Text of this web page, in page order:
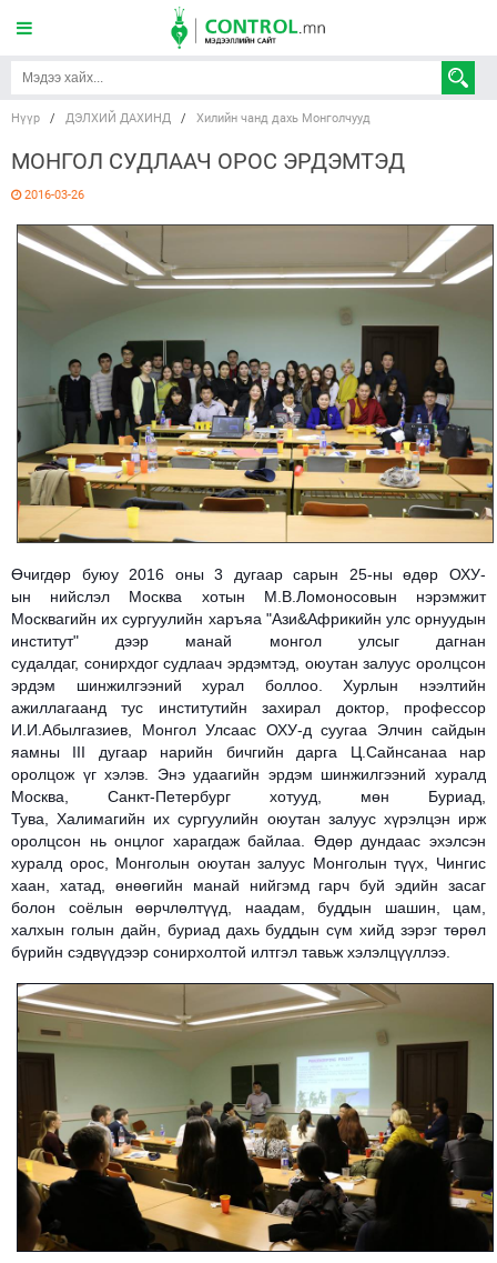
Нүүр / ДЭЛХИЙ ДАХИНД / Хилийн чанд дахь Монголчууд
МОНГОЛ СУДЛААЧ ОРОС ЭРДЭМТЭД
2016-03-26
Өчигдөр буюу 2016 оны 3 дугаар сарын 25-ны өдөр ОХУ-
ын нийслэл Москва хотын М.В.Ломоносовын нэрэмжит
Москвагийн их сургуулийн харъяа "Ази&Африкийн улс орнуудын
институт" дээр манай монгол улсыг дагнан
судалдаг, сонирхдог судлаач эрдэмтэд, оюутан залуус оролцсон
эрдэм шинжилгээний хурал боллоо. Хурлын нээлтийн
ажиллагаанд тус институтийн захирал доктор, профессор
И.И.Абылгазиев, Монгол Улсаас ОХУ-д суугаа Элчин сайдын
яамны III дугаар нарийн бичгийн дарга Ц.Сайнсанаанар
оролцож үг хэлэв. Энэ удаагийн эрдэм шинжилгээний хуралд
Москва, Санкт-Петербург хотууд, мөн Буриад,
Тува,Халимагийн их сургуулийн оюутан залуус хүрэлцэн ирж
оролцсон нь онцлог харагдаж байлаа. Өдөр дундаас эхэлсэн
хуралд орос, Монголын оюутан залуус Монголын түүх, Чингис
хаан, хатад, өнөөгийн манай нийгэмд гарч буй эдийн засаг
болон соёлын өөрчлөлтүүд, наадам, буддын шашин, цам,
халхын голын дайн, буриад дахь буддын сүм хийд зэрэг төрөл
бүрийн сэдвүүдээр сонирхолтой илтгэл тавьж хэлэлцүүллээ.